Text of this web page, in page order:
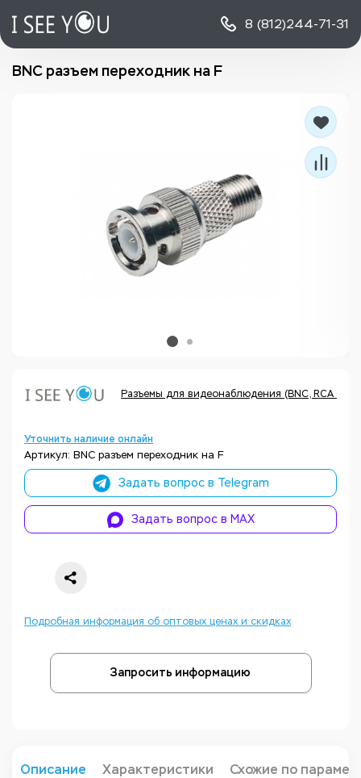
8 (812)244-71-31
BNC разъем переходник на F
Разъемы для видеонаблюдения (BNC, RCA и
Уточнить наличие онлайн
Артикул: BNC разъем переходник на F
Задать вопрос в Telegram
Задать вопрос в MAX
Подробная информация об оптовых ценах и скидках
Запросить информацию
Описание Характеристики Схожие по